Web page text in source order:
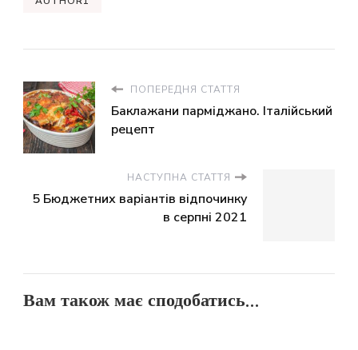
ПОПЕРЕДНЯ СТАТТЯ
Баклажани парміджано. Італійський
рецепт
НАСТУПНА СТАТТЯ
5 Бюджетних варіантів відпочинку
в серпні 2021
Вам також має сподобатись...